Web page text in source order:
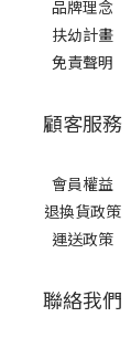
品牌理念
扶幼計畫
免責聲明
顧客服務
會員權益
退換貨政策
運送政策
聯絡我們